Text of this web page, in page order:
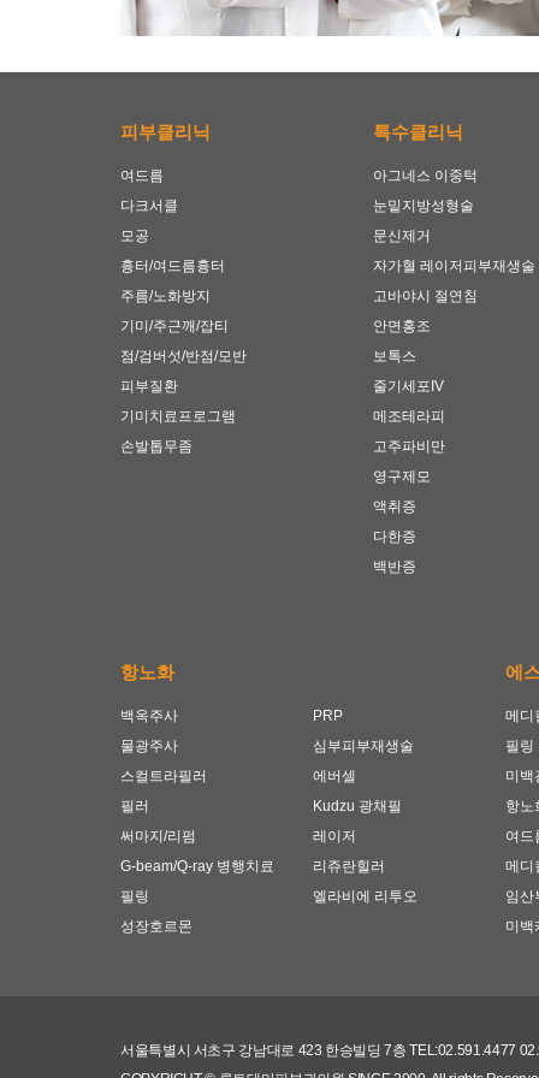
피부클리닉
여드름
다크서클
모공
흉터/여드름흉터
주름/노화방지
기미/주근깨/잡티
점/검버섯/반점/모반
피부질환
기미치료프로그램
손발톱무좀
특수클리닉
아그네스 이중턱
눈밑지방성형술
문신제거
자가혈 레이저피부재생술
고바야시 절연침
안면홍조
보톡스
줄기세포IV
메조테라피
고주파비만
영구제모
액취증
다한증
백반증
항노화
백옥주사
물광주사
스컬트라필러
필러
써마지/리펌
G-beam/Q-ray 병행치료
필링
성장호르몬
PRP
심부피부재생술
에버셀
Kudzu 광채필
레이저
리쥬란힐러
엘라비에 리투오
에
메디
필링
미백
항노
여드
메디
임산
미백
서울특별시 서초구 강남대로 423 한승빌딩 7층 TEL:02.591.4477